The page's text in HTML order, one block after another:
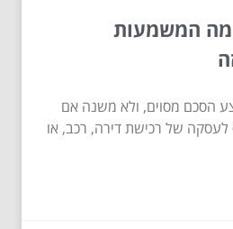
מה המשמעות
הסכם מסוים, ולא משנה אם
של רכישת דירה, רכב, או